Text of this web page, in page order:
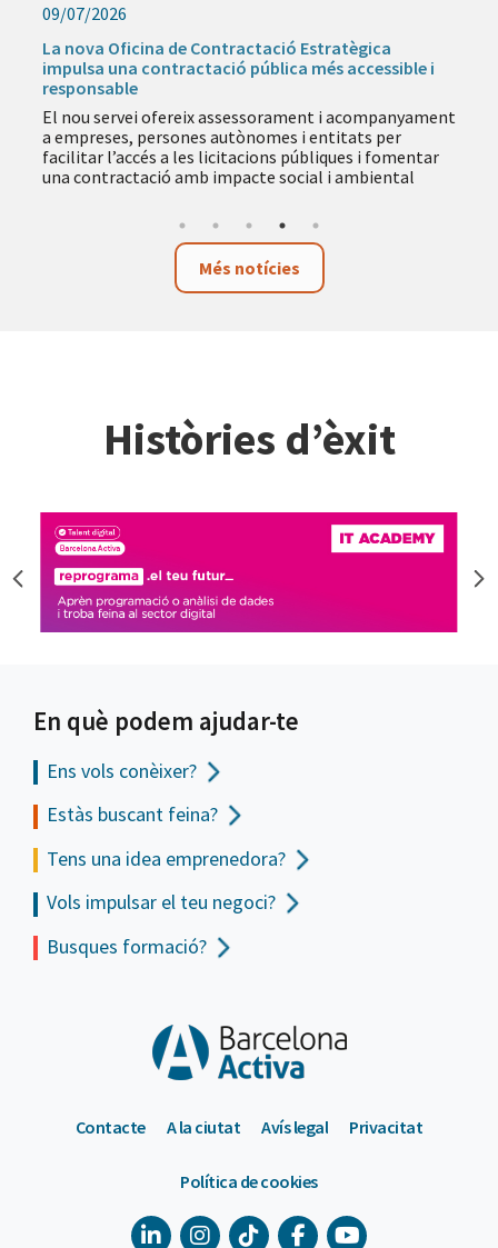
09/07/2026
La nova Oficina de Contractació Estratègica
impulsa una contractació pública més accessible i
responsable
El nou servei ofereix assessorament i acompanyament
a empreses, persones autònomes i entitats per
facilitar l’accés a les licitacions públiques i fomentar
una contractació amb impacte social i ambiental
Més notícies
Històries d’èxit
En què podem ajudar-te
Ens vols conèixer?
Estàs buscant feina?
Tens una idea emprenedora?
Vols impulsar el teu negoci?
Busques formació?
Contacte A la ciutat Avís legal Privacitat
Política de cookies